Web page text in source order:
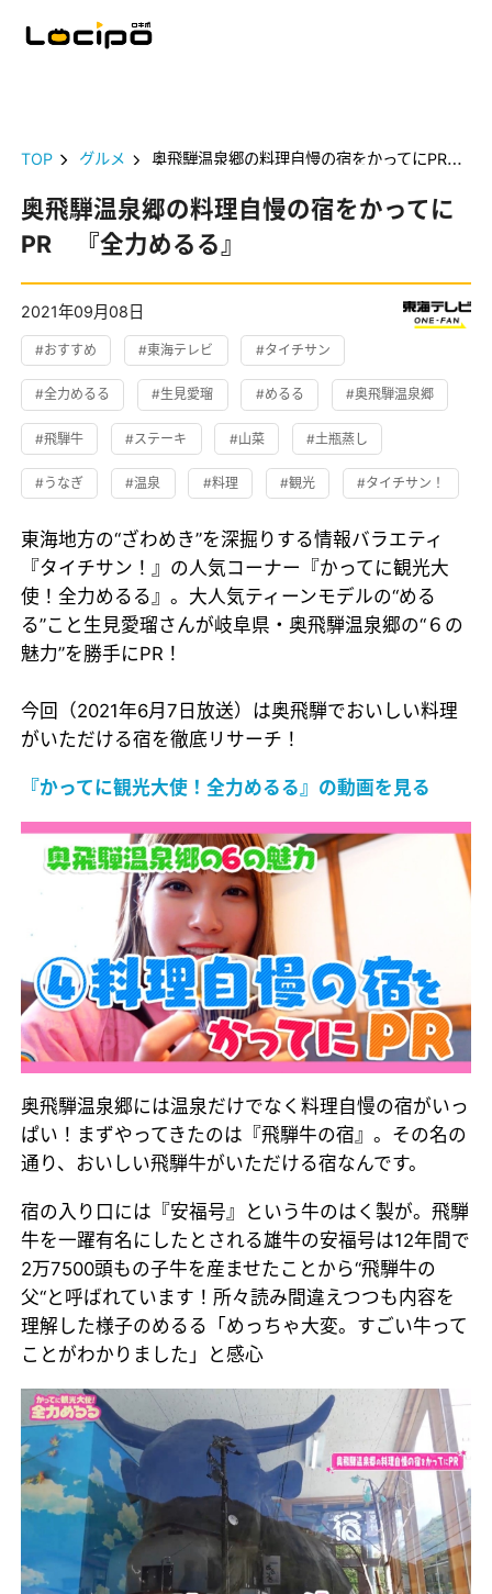
TOP グルメ 奥飛騨温泉郷の料理自慢の宿をかってにPR 『全力めるる』
奥飛騨温泉郷の料理自慢の宿をかってに
PR 『全力めるる』
2021年09月08日
#おすすめ #東海テレビ #タイチサン
#全力めるる #生見愛瑠 #めるる #奥飛騨温泉郷
#飛騨牛 #ステーキ #山菜 #土瓶蒸し
#うなぎ #温泉 #料理 #観光 #タイチサン！
東海地方の“ざわめき”を深掘りする情報バラエティ
『タイチサン！』の人気コーナー『かってに観光大
使！全力めるる』。大人気ティーンモデルの“める
る”こと生見愛瑠さんが岐阜県・奥飛騨温泉郷の“６の
魅力”を勝手にPR！
今回（2021年6月7日放送）は奥飛騨でおいしい料理
がいただける宿を徹底リサーチ！
『かってに観光大使！全力めるる』の動画を見る
奥飛騨温泉郷には温泉だけでなく料理自慢の宿がいっ
ぱい！まずやってきたのは『飛騨牛の宿』。その名の
通り、おいしい飛騨牛がいただける宿なんです。
宿の入り口には『安福号』という牛のはく製が。飛騨
牛を一躍有名にしたとされる雄牛の安福号は12年間で
2万7500頭もの子牛を産ませたことから“飛騨牛の
父“と呼ばれています！所々読み間違えつつも内容を
理解した様子のめるる「めっちゃ大変。すごい牛って
ことがわかりました」と感心